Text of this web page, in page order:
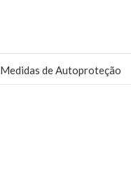
Medidas de Autoproteção